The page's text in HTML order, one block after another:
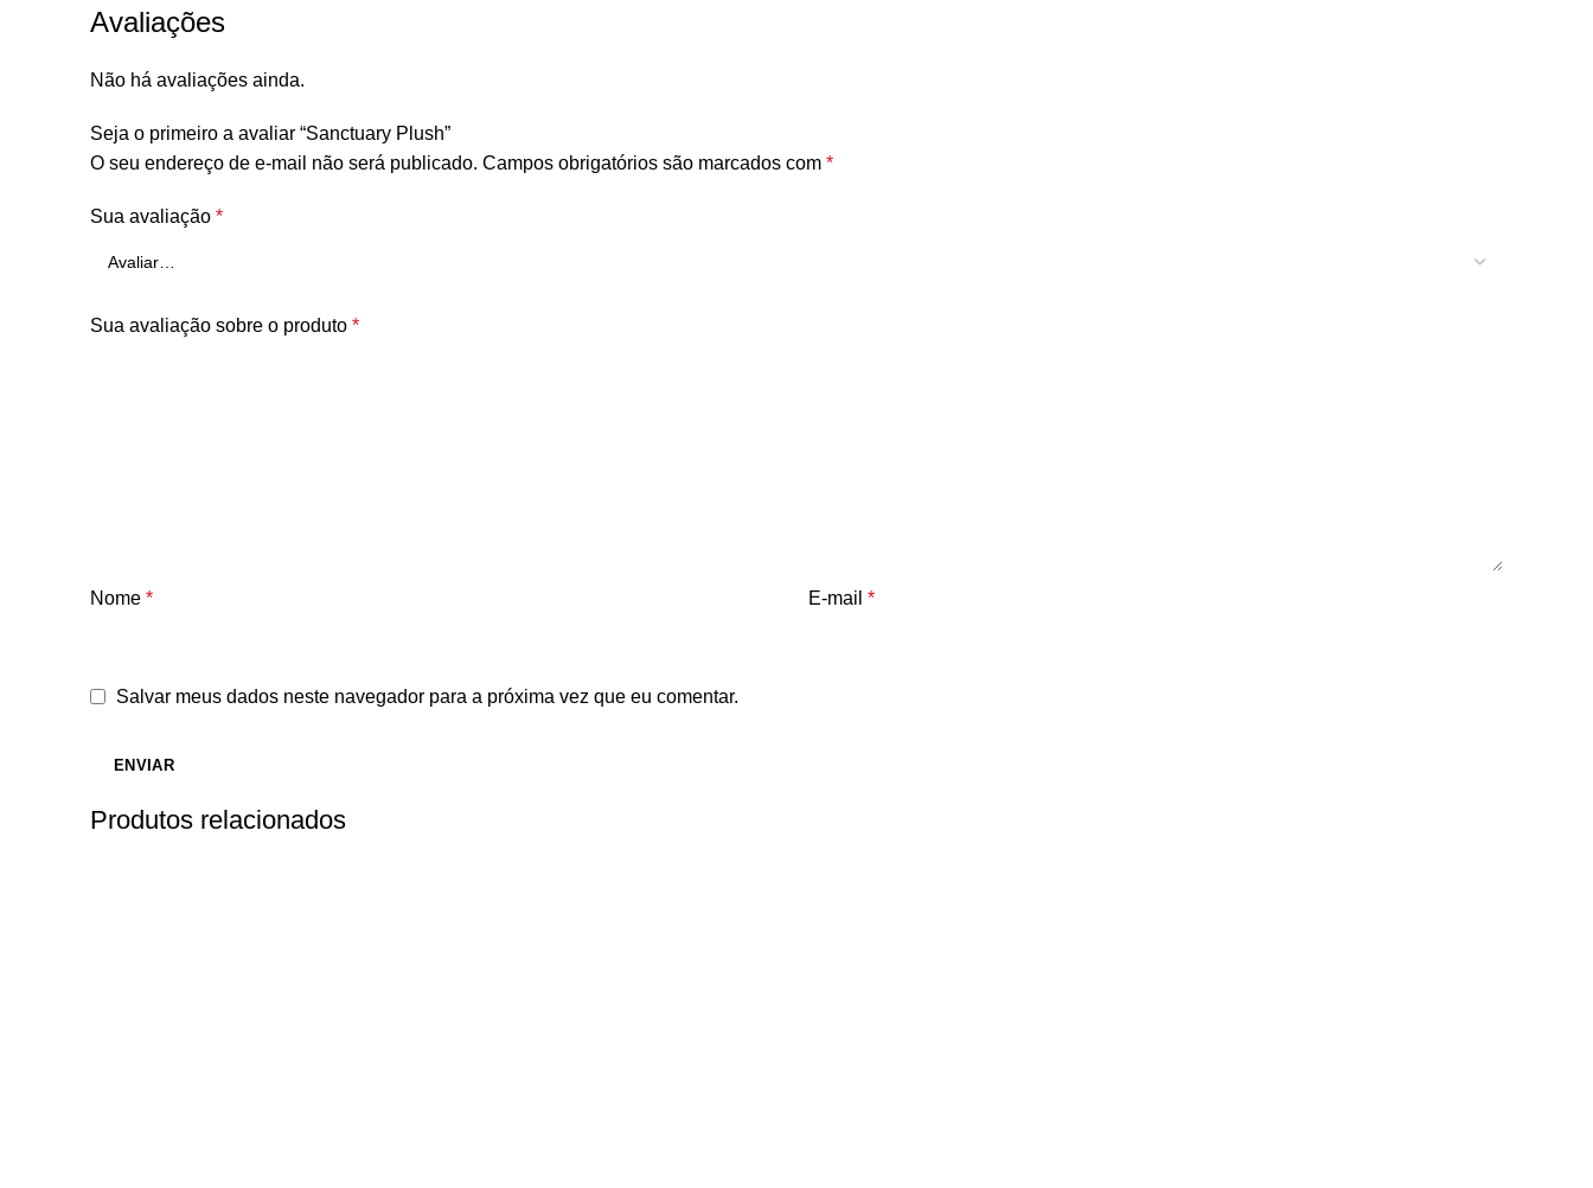
Avaliações
Não há avaliações ainda.
Seja o primeiro a avaliar “Sanctuary Plush”
O seu endereço de e-mail não será publicado. Campos obrigatórios são marcados com *
Sua avaliação *
Sua avaliação sobre o produto *
Nome * E-mail *
Salvar meus dados neste navegador para a próxima vez que eu comentar.
Produtos relacionados